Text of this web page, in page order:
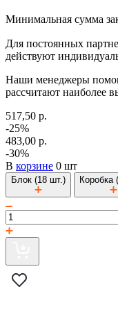
Минимальная сумма
Для постоянных
действуют
Наши менеджеры
рассчитают наиболее
517,50 р.
-25%
483,00 р.
-30%
В корзине 0 шт
Блок (18 шт.) Коробка